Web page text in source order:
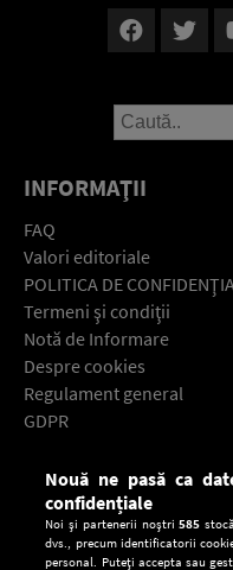
INFORMAŢII
FAQ
Valori editoriale
POLITICA DE
Termeni şi condiţii
Notă de Informare
Despre cookies
Regulament general
GDPR
Descarcă gratuit
Nouă ne pasă ca
confidențiale
Noi și partenerii noștri585
dvs., precum identificatorii
personal. Puteți accepta sau